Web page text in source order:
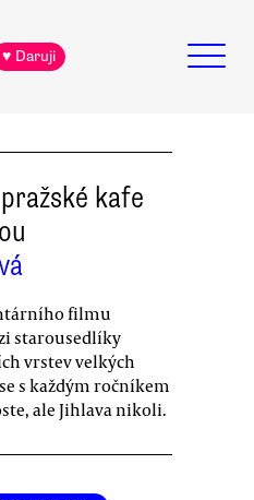
♥ Daruji
kafe
filmu
starousedlíky
vrstev velkých
s každým ročníkem
ale Jihlava nikoli.